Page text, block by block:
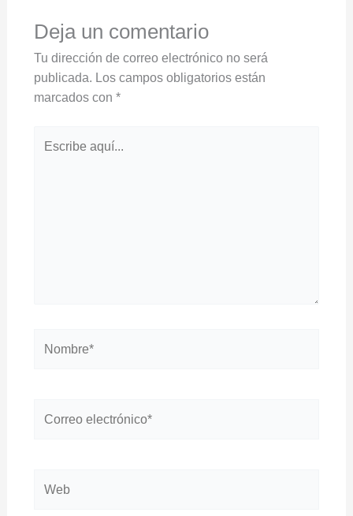
Deja un comentario
Tu dirección de correo electrónico no será
publicada. Los campos obligatorios están
marcados con *
aquí...
electrónico*